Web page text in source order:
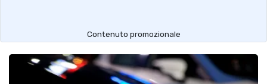
Contenuto promozionale